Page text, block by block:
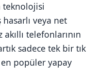
teknolojisi
veya net
telefonlarının
sadece tek bir tık
en popüler yapay